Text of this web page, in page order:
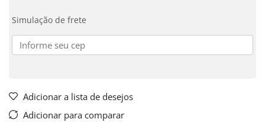
Simulação de frete
Adicionar a lista de desejos
Adicionar para comparar